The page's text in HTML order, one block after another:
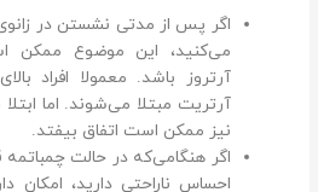
اگر پس از مدتی نشستن در
می‌کنید، این موضوع ممکن
آرتریت مبتلا می‌شوند. اما
نیز ممکن است اتفاق بیفتد.
اگر هنگامی‌که در حالت چمباتمه
احساس ناراحتی دارید، امکان